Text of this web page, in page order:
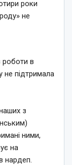
роки
не
роботи в
не підтримала
з
ними,
на
нардеп.